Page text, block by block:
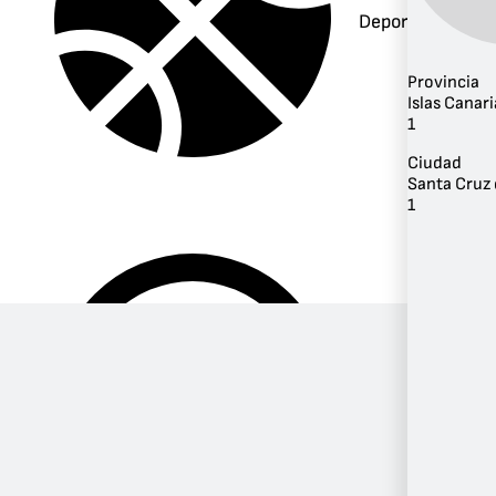
Deportes
Provincia
Islas
1
Ciudad
Santa Cruz
1